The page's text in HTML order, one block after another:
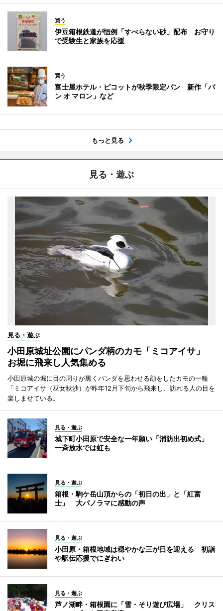
買う
伊豆箱根鉄道が恒例「すべらない砂」配布 お守り
で受験生と家族を応援
買う
富士屋ホテル・ピコットが秋季限定パン 新作「パ
ン オ マロン」など
もっと見る
見る・遊ぶ
見る・遊ぶ
小田原城址公園にパンダ柄のカモ「ミコアイサ」
お堀に飛来し人気集める
小田原城の堀に目の周りが黒くパンダを思わせる顔をしたカモの一種
「ミコアイサ（巫女秋沙）が昨年12月下旬から飛来し、訪れる人の目を
楽しませている。
見る・遊ぶ
城下町小田原で安全な一年願い「消防出初め式」
一斉放水では虹も
見る・遊ぶ
箱根・駒ケ岳山頂からの「初日の出」と「紅富
士」 大パノラマに感動の声
見る・遊ぶ
小田原・箱根地域は穏やかな三が日を迎える 初詣
や駅伝応援でにぎわい
見る・遊ぶ
芦ノ湖畔・箱根園に「雪・そり遊び広場」 クリス